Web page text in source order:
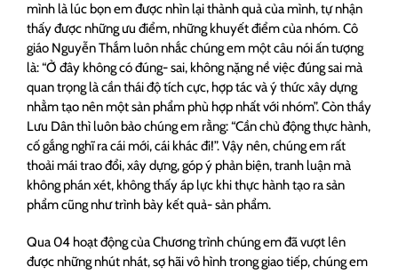
mình là lúc bọn em được nhìn lại thành quả của mình, tự nhận
thấy được những ưu điểm, những khuyết điểm của nhóm. Cô
giáo Nguyễn Thắm luôn nhắc chúng em một câu nói ấn tượng
là: “Ở đây không có đúng- sai, không nặng nề việc đúng sai mà
quan trọng là cần thái độ tích cực, hợp tác và ý thức xây dựng
nhằm tạo nên một sản phẩm phù hợp nhất với nhóm”. Còn thầy
Lưu Dân thì luôn bảo chúng em rằng: “Cần chủ động thực hành,
cố gắng nghĩ ra cái mới, cái khác đi!”. Vậy nên, chúng em rất
thoải mái trao đổi, xây dựng, góp ý phản biện, tranh luận mà
không phán xét, không thấy áp lực khi thực hành tạo ra sản
phẩm cũng như trình bày kết quả- sản phẩm.
Qua 04 hoạt động của Chương trình chúng em đã vượt lên
được những nhút nhát, sợ hãi vô hình trong giao tiếp, chúng em